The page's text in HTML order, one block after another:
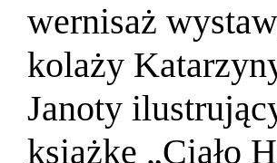
wernisaż
kolaży
Janoty
książkę „Ciało